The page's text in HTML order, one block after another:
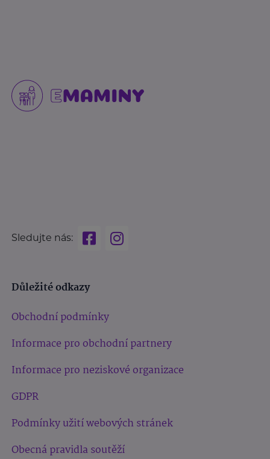
Sledujte nás:
Důležité odkazy
Obchodní podmínky
Informace pro obchodní partnery
Informace pro neziskové organizace
GDPR
Podmínky užití webových stránek
Obecná pravidla soutěží